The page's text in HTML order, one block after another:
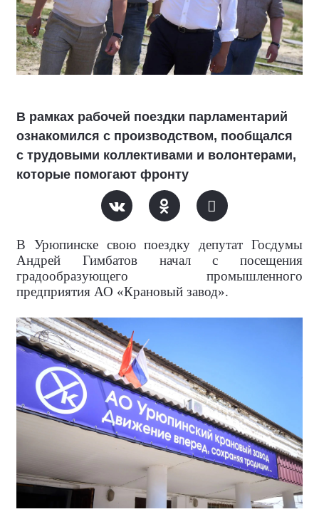
В рамках рабочей поездки парламентарий
ознакомился с производством, пообщался
с трудовыми коллективами и волонтерами,
которые помогают фронту
В Урюпинске свою поездку депутат Госдумы
Андрей Гимбатов начал с посещения
градообразующего промышленного
предприятия АО «Крановый завод».